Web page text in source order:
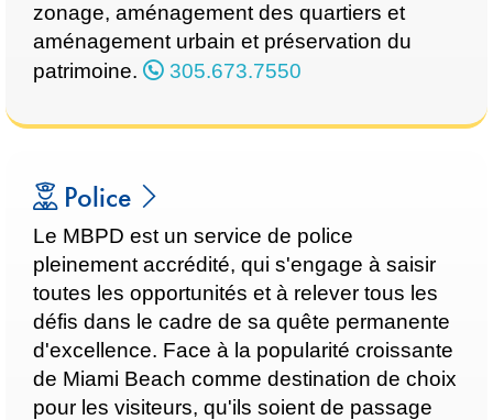
zonage, aménagement des quartiers et
aménagement urbain et préservation du
patrimoine.
305.673.7550
Police
Le MBPD est un service de police
pleinement accrédité, qui s'engage à saisir
toutes les opportunités et à relever tous les
défis dans le cadre de sa quête permanente
d'excellence. Face à la popularité croissante
de Miami Beach comme destination de choix
pour les visiteurs, qu'ils soient de passage